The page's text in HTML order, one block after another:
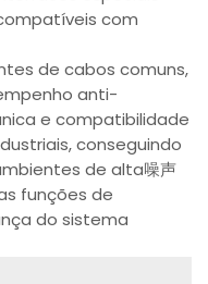
com
de cabos comuns,
anti-
e compatibilidade
conseguindo
de alta噪声
funções de
do sistema